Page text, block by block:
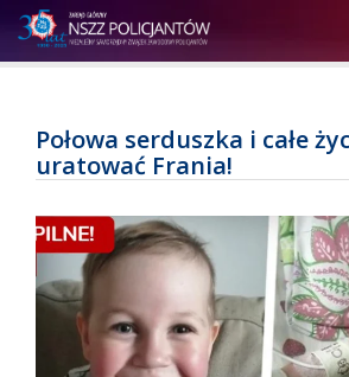
Połowa serduszka i całe
uratować Frania!